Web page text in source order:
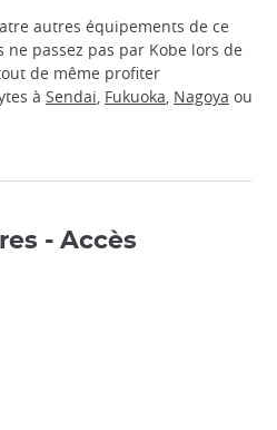
autres équipements de ce
passez pas par Kobe lors de
de même profiter
à Sendai, Fukuoka, Nagoya ou
- Accès